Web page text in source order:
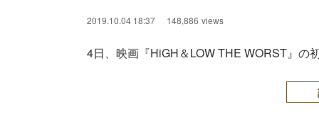
2019.10.04 18:37 148,886 views
4日、映画『HiGH＆LOW THE WORST』の